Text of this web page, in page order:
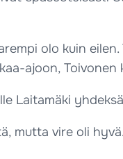
olo kuin
ajoon, Toivonen
Laitamäki
mutta vire oli